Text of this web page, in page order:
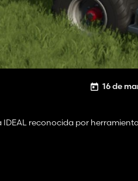
16 de
reconocida por